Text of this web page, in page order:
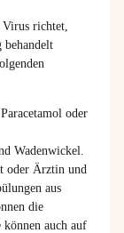
richtet,
behandelt
oder
Wadenwickel.
oder Ärztin und
aus
die
auch auf